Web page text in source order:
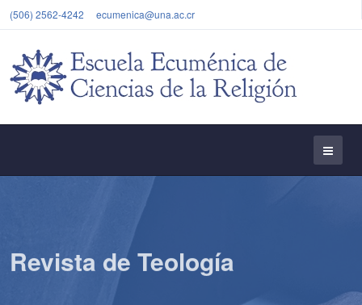
(506) 2562-4242 ecumenica@una.ac.cr
Revista de Teología